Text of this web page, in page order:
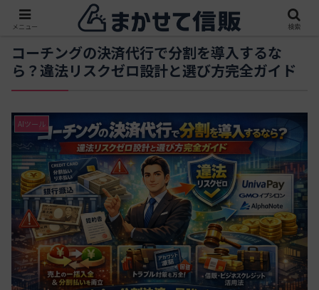
コーチングの決済代行で分割を導入するな
ら？違法リスクゼロ設計と選び方完全ガイド
AIツール
メニュー 検索